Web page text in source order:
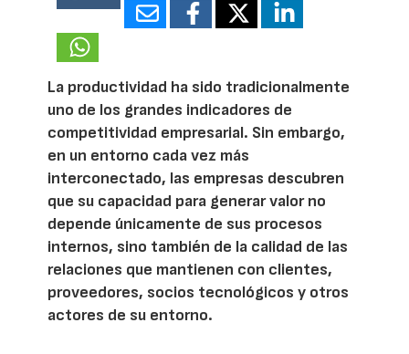
18366
La productividad ha sido tradicionalmente
uno de los grandes indicadores de
competitividad empresarial. Sin embargo,
en un entorno cada vez más
interconectado, las empresas descubren
que su capacidad para generar valor no
depende únicamente de sus procesos
internos, sino también de la calidad de las
relaciones que mantienen con clientes,
proveedores, socios tecnológicos y otros
actores de su entorno.